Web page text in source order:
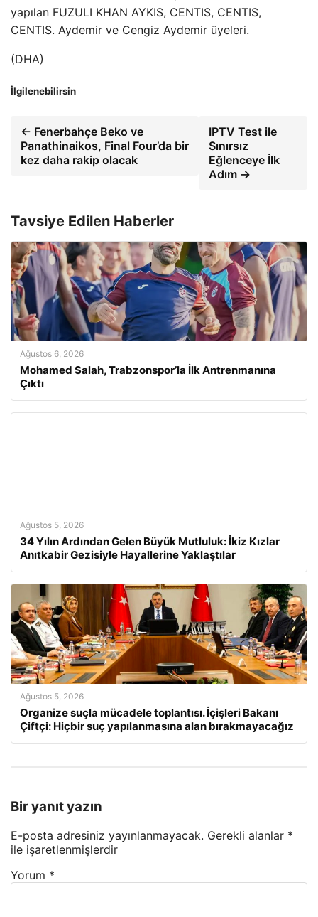
yapılan FUZULI KHAN AYKIS, CENTIS, CENTIS,
CENTIS. Aydemir ve Cengiz Aydemir üyeleri.
(DHA)
İlgilenebilirsin
← Fenerbahçe Beko ve
Panathinaikos, Final Four’da bir
kez daha rakip olacak
IPTV Test ile
Sınırsız
Eğlenceye İlk
Adım →
Tavsiye Edilen Haberler
Ağustos 6, 2026
Mohamed Salah, Trabzonspor’la İlk Antrenmanına
Çıktı
Ağustos 5, 2026
34 Yılın Ardından Gelen Büyük Mutluluk: İkiz Kızlar
Anıtkabir Gezisiyle Hayallerine Yaklaştılar
Ağustos 5, 2026
Organize suçla mücadele toplantısı. İçişleri Bakanı
Çiftçi: Hiçbir suç yapılanmasına alan bırakmayacağız
Bir yanıt yazın
E-posta adresiniz yayınlanmayacak. Gerekli alanlar *
ile işaretlenmişlerdir
Yorum *